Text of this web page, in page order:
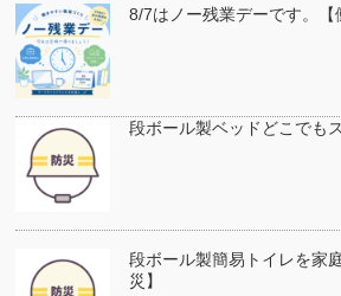
8/7はノー残業デーです。【
段ボール製ベッドどこでも
段ボール製簡易トイレを家
災】